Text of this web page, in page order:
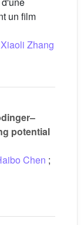
un film
Xiaoli Zhang
potential
Chen ;